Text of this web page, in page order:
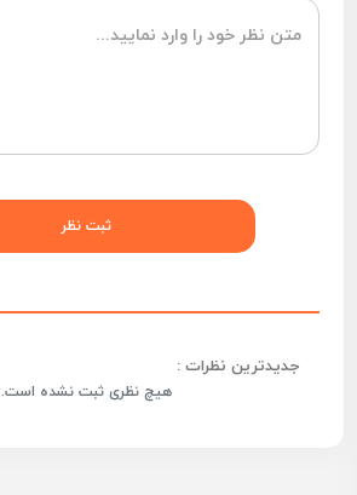
جدیدترین نظرات :
هیچ نظری ثبت نشده است.